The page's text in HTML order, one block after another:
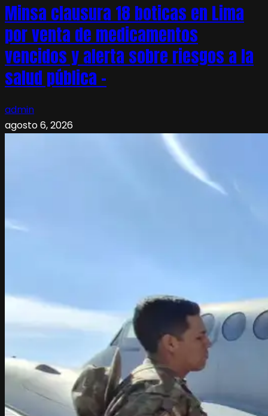
Minsa clausura 18 boticas en Lima
por venta de medicamentos
vencidos y alerta sobre riesgos a la
salud pública –
admin
agosto 6, 2026